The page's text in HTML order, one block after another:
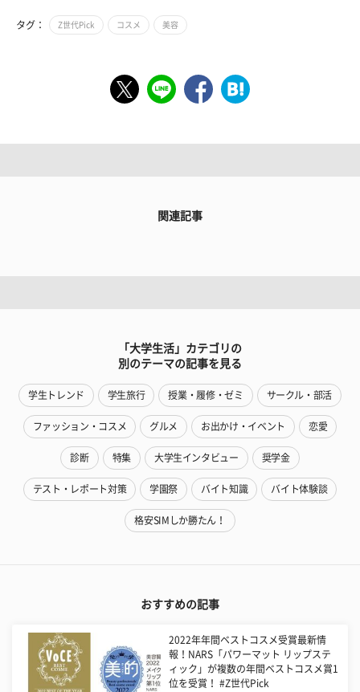
タグ： Z世代Pick コスメ 美容
関連記事
「大学生活」カテゴリの
別のテーマの記事を見る
学生トレンド 学生旅行 授業・履修・ゼミ サークル・部活
ファッション・コスメ グルメ お出かけ・イベント 恋愛
診断 特集 大学生インタビュー 奨学金
テスト・レポート対策 学園祭 バイト知識 バイト体験談
格安SIMしか勝たん！
おすすめの記事
2022年年間ベストコスメ受賞最新情
報！NARS「パワーマット リップステ
ィック」が複数の年間ベストコスメ賞1
位を受賞！ #Z世代Pick